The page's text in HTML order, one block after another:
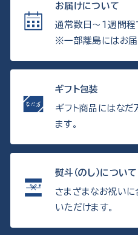
お届けについて
通常数日〜1週間程
※一部離島にはお届
ギフト包装
ギフト商品にはな
ます。
熨斗（のし）について
さまざまなお祝い
いただけます。